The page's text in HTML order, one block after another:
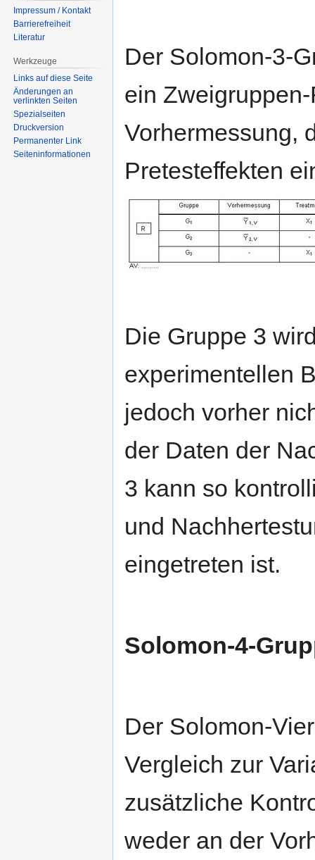
Der Solomon-3-
ein
Vorhermessung,
Pretesteffekten
Die Gruppe 3
experimentellen
jedoch vorher
der Daten der
3 kann so
und
eingetreten ist.
Solomon-4-
Der Solomon-
Vergleich zur
zusätzliche
weder an der
Impressum / Kontakt
Barrierefreiheit
Literatur
Werkzeuge
Links auf diese Seite
Änderungen an
verlinkten Seiten
Spezialseiten
Druckversion
Permanenter Link
Seiten­informationen